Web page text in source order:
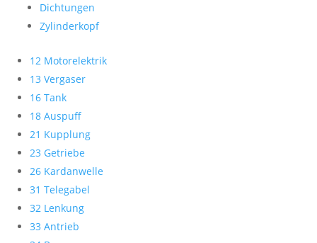
Dichtungen
Zylinderkopf
12 Motorelektrik
13 Vergaser
16 Tank
18 Auspuff
21 Kupplung
23 Getriebe
26 Kardanwelle
31 Telegabel
32 Lenkung
33 Antrieb